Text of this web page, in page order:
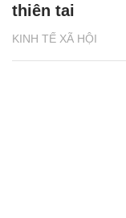
KINH TẾ XÃ HỘI
thiên tai